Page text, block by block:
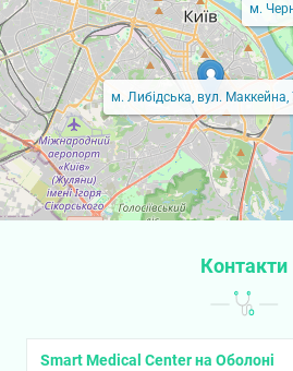
м. Либідська, вул. Маккейна,
м.
Контакти
Smart Medical Center на Оболоні